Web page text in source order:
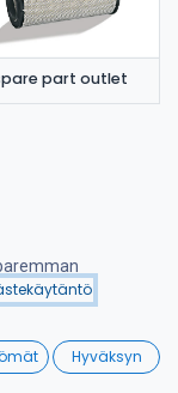
Nimi (A-Ö)
Wishlist
part outlet
Hyväksyn